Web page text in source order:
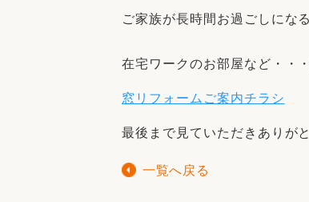
ご家族が長時間お過ごしにな
在宅ワークのお部屋など・・
窓リフォームご案内チラシ
最後まで見ていただきありが
一覧へ戻る